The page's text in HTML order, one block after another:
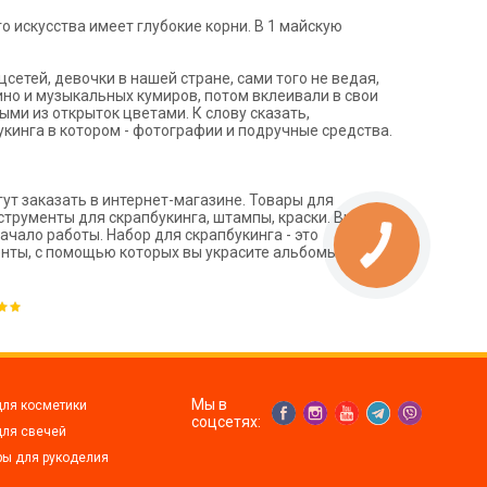
имеет глубокие корни. В 1 майскую
девочки в нашей стране, сами того не ведая,
и музыкальных кумиров, потом вклеивали в свои
из открыток цветами. К слову сказать,
в котором - фотографии и подручные средства.
заказать в интернет-магазине. Товары для
для скрапбукинга, штампы, краски. Вы
работы. Набор для скрапбукинга - это
с помощью которых вы украсите альбомы,
косметики
свечей
для рукоделия
Мы в
соцсетях: